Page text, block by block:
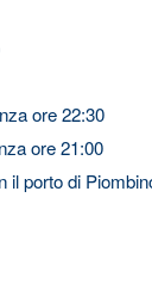
ore 22:30
ore 21:00
il porto di